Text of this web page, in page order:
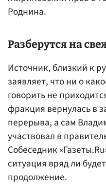
Роднина.
Разберутся на
Источник, близкий к
заявляет, что ни о
говорить не
фракция вернулась в
перерыва, а сам
участвовал в
Собеседник
ситуация вряд ли
продолжение.